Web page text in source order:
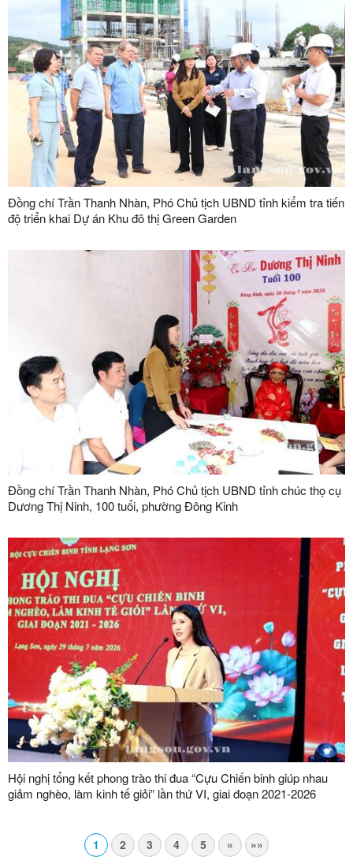
Đồng chí Trần Thanh Nhàn, Phó Chủ tịch UBND tỉnh kiểm tra tiến
độ triển khai Dự án Khu đô thị Green Garden
Đồng chí Trần Thanh Nhàn, Phó Chủ tịch UBND tỉnh chúc thọ cụ
Dương Thị Ninh, 100 tuổi, phường Đông Kinh
Hội nghị tổng kết phong trào thi đua “Cựu Chiến binh giúp nhau
giảm nghèo, làm kinh tế giỏi” lần thứ VI, giai đoạn 2021-2026
1 2 3 4 5 » »»